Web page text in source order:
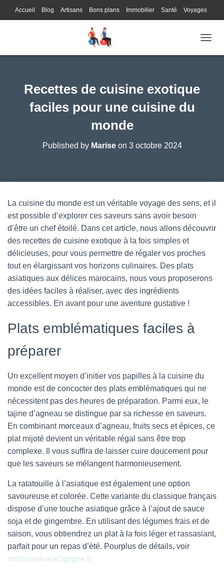
Accueil Blog Artisans Bons plans Immobilier Santé Voyages
Loisirs
Recettes de cuisine exotique
faciles pour une cuisine du
monde
Published by Mariseon 3 octobre 2024
La cuisine du monde est un véritable voyage des sens, et il
est possible d’explorer ces saveurs sans avoir besoin
d’être un chef étoilé. Dans cet article, nous allons découvrir
des recettes de cuisine exotique à la fois simples et
délicieuses, pour vous permettre de régaler vos proches
tout en élargissant vos horizons culinaires. Des plats
asiatiques aux délices marocains, nous vous proposerons
des idées faciles à réaliser, avec des ingrédients
accessibles. En avant pour une aventure gustative !
Plats emblématiques faciles à
préparer
Un excellent moyen d’initier vos papilles à la cuisine du
monde est de concocter des plats emblématiques qui ne
nécessitent pas des heures de préparation. Parmi eux, le
tajine d’agneau se distingue par sa richesse en saveurs.
En combinant morceaux d’agneau, fruits secs et épices, ce
plat mijoté devient un véritable régal sans être trop
complexe. Il vous suffira de laisser cuire doucement pour
que les saveurs se mélangent harmonieusement.
La ratatouille à l’asiatique est également une option
savoureuse et colorée. Cette variante du classique français
dispose d’une touche asiatique grâce à l’ajout de sauce
soja et de gingembre. En utilisant des légumes frais et de
saison, vous obtiendrez un plat à la fois léger et rassasiant,
parfait pour un repas d’été. Pourplus de détails, voir
restaurant-alacigogne.fr